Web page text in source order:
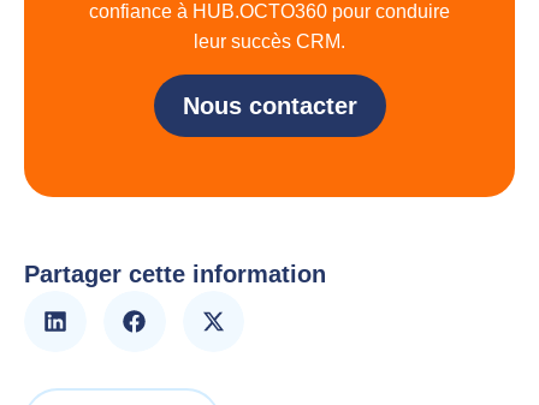
Partager cette information
confiance à HUB.OCTO360 pour conduire
leur succès CRM.
Nous contacter